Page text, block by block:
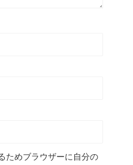
ためブラウザーに自分の